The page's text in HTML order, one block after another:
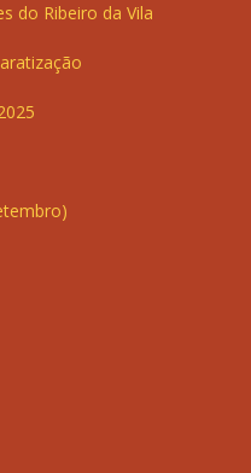
do Ribeiro da Vila